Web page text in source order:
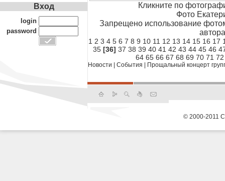
Кликните по
Фото
Запрещено использование
1 2 3 4 5 6 7 8 9 10 11 12 13 14 15 16 17
35 [36] 37 38 39 40 41 42 43 44 45 46
64 65 66 67 68 69 70 71 72
Новости События Прощальный концерт
Вход
login
password
© 2000-2011